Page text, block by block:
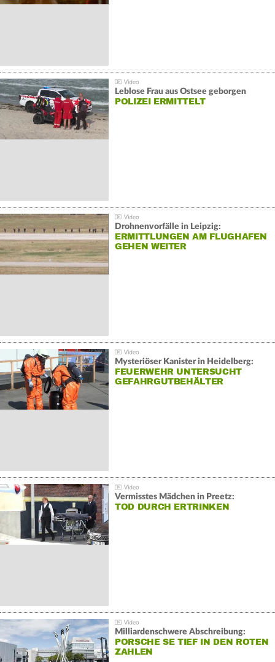
Leblose Frau aus Ostsee geborgen
POLIZEI ERMITTELT
Drohnenvorfälle in Leipzig:
ERMITTLUNGEN AM FLUGHAFEN
GEHEN WEITER
Mysteriöser Kanister in Heidelberg:
FEUERWEHR UNTERSUCHT
GEFAHRGUTBEHÄLTER
Vermisstes Mädchen in Preetz:
TOD DURCH ERTRINKEN
Milliardenschwere Abschreibung:
PORSCHE SE TIEF IN DEN ROTEN
ZAHLEN